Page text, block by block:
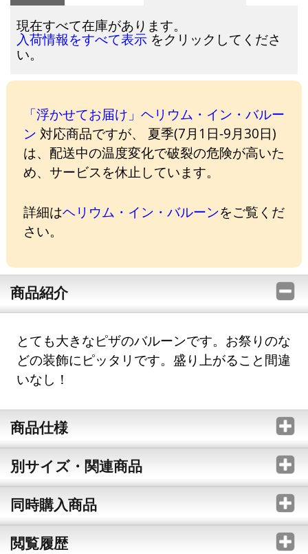
現在すべて在庫があります。
入荷情報をすべて表示 をクリックしてくださ
い。
「浮かせてお届け」ヘリウム・イン・バルー
ン 対応商品ですが、 夏季(7月1日-9月30日)
は、配送中の温度変化で破裂の危険が高いた
め、サービスを休止しています。
詳細はヘリウム・イン・バルーンをご覧くだ
さい。
商品紹介
とても大きなピザのバルーンです。お祭りのな
どの装飾にピッタリです。盛り上がること間違
いなし！
商品仕様
別サイズ・関連商品
同時購入商品
閲覧履歴